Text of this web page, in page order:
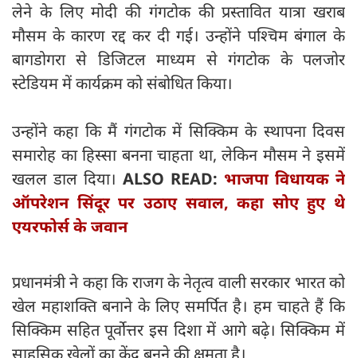
लेने के लिए मोदी की गंगटोक की प्रस्तावित यात्रा खराब
मौसम के कारण रद्द कर दी गई। उन्होंने पश्चिम बंगाल के
बागडोगरा से डिजिटल माध्यम से गंगटोक के पलजोर
स्टेडियम में कार्यक्रम को संबोधित किया।
उन्होंने कहा कि मैं गंगटोक में सिक्किम के स्थापना दिवस
समारोह का हिस्सा बनना चाहता था, लेकिन मौसम ने इसमें
खलल डाल दिया। ALSO READ: भाजपा विधायक ने
ऑपरेशन सिंदूर पर उठाए सवाल, कहा सोए हुए थे
एयरफोर्स के जवान
प्रधानमंत्री ने कहा कि राजग के नेतृत्व वाली सरकार भारत को
खेल महाशक्ति बनाने के लिए समर्पित है। हम चाहते हैं कि
सिक्किम सहित पूर्वोत्तर इस दिशा में आगे बढ़े। सिक्किम में